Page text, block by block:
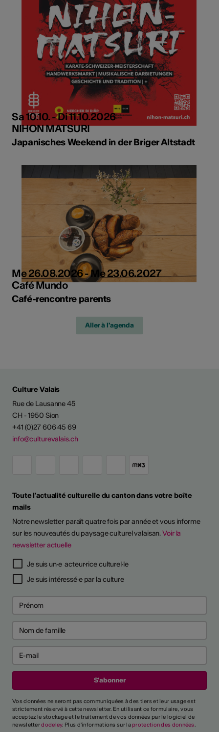
Sa 10.10. - Di 11.10.2026
NIHON MATSURI
Japanisches Weekend in der Briger Altstadt
Me 26.08.2026 - Me 23.06.2027
Café Mundo
Café-rencontre parents
Aller à l'agenda
Culture Valais
Rue de Lausanne 45
CH - 1950 Sion
+41 (0)27 606 45 69
info@culturevalais.ch
Toute l'actualité culturelle du canton dans votre boîte
mails
Notre newsletter paraît quatre fois par année et vous informe
sur les nouveautés du paysage culturel valaisan.Voir la
newsletter actuelle
Je suis un·e acteur·rice culturel·le
Je suis intéressé·e par la culture
Vos données ne seront pas communiquées à des tiers et leur usage est
strictement réservé à cette newsletter. En utilisant ce formulaire, vous
acceptez le stockage et le traitement de vos données par le logiciel de
newsletterdodeley. Plus d'informations sur la protection des données.